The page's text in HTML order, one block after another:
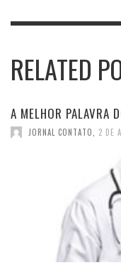
RELATED
A MELHOR PALAVRA
JORNAL CONTATO 2 DE